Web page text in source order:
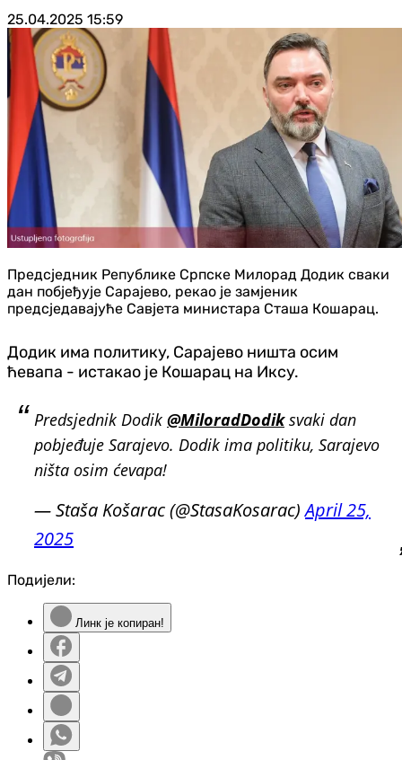
25.04.2025 15:59
Предсједник Републике Српске Милорад Додик сваки
дан побјеђује Сарајево, рекао је замјеник
предсједавајуће Савјета министара Сташа Кошарац.
Додик има политику, Сарајево ништа осим
ћевапа - истакао је Кошарац на Иксу.
Predsjednik Dodik @MiloradDodiksvaki dan
pobjeđuje Sarajevo. Dodik ima politiku, Sarajevo
ništa osim ćevapa!
— Staša Košarac (@StasaKosarac)April 25,
2025
Подијели:
Линк је копиран!